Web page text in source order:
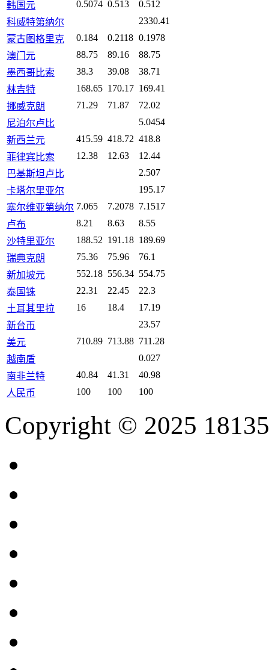
韩国元 0.5074 0.513
0.512
科威特第纳尔
2330.41
蒙古图格里克
0.184 0.2118 0.1978
澳门元
88.75 89.16
88.75
墨西哥比索
38.3 39.08
38.71
林吉特
168.65 170.17 169.41
挪威克朗
71.29 71.87
72.02
尼泊尔卢比
5.0454
新西兰元
415.59 418.72 418.8
菲律宾比索
12.38 12.63
12.44
巴基斯坦卢比
2.507
卡塔尔里亚尔
195.17
塞尔维亚第纳尔 7.065 7.2078 7.1517
卢布
8.21 8.63
8.55
沙特里亚尔
188.52 191.18 189.69
瑞典克朗
75.36 75.96
76.1
新加坡元
552.18 556.34 554.75
泰国铢
22.31 22.45
22.3
土耳其里拉
16 18.4
17.19
新台币
23.57
美元
710.89 713.88 711.28
越南盾
0.027
南非兰特
40.84 41.31
40.98
人民币
100 100 100
Copyright © 2025